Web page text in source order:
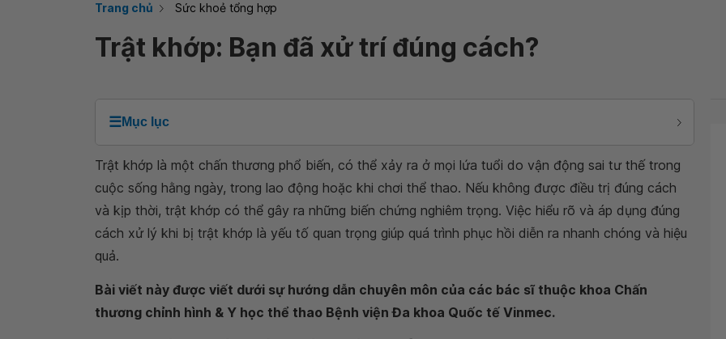
Trang chủ Sức khoẻ tổng hợp
Trật khớp: Bạn đã xử trí đúng cách?
☰Mục lục
Trật khớp là một chấn thương phổ biến, có thể xảy ra ở mọi lứa tuổi do vận động sai tư thế trong
cuộc sống hằng ngày, trong lao động hoặc khi chơi thể thao. Nếu không được điều trị đúng cách
và kịp thời, trật khớp có thể gây ra những biến chứng nghiêm trọng. Việc hiểu rõ và áp dụng đúng
cách xử lý khi bị trật khớp là yếu tố quan trọng giúp quá trình phục hồi diễn ra nhanh chóng và hiệu
quả.
Bài viết này được viết dưới sự hướng dẫn chuyên môn của các bác sĩ thuộc khoa Chấn
thương chỉnh hình & Y học thể thao Bệnh viện Đa khoa Quốc tế Vinmec.